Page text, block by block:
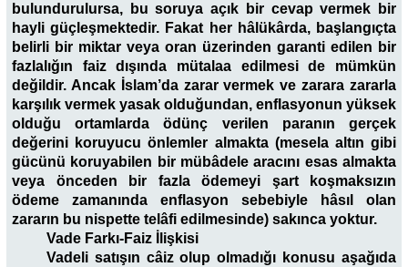
bulundurulursa, bu soruya açık bir cevap vermek bir
hayli güçleşmektedir. Fakat her hâlükârda, başlangıçta
belirli bir miktar veya oran üzerinden garanti edilen bir
fazlalığın faiz dışında mütalaa edilmesi de mümkün
değildir. Ancak İslam’da zarar vermek ve zarara zararla
karşılık vermek yasak olduğundan, enflasyonun yüksek
olduğu ortamlarda ödünç verilen paranın gerçek
değerini koruyucu önlemler almakta (mesela altın gibi
gücünü koruyabilen bir mübâdele aracını esas almakta
veya önceden bir fazla ödemeyi şart koşmaksızın
ödeme zamanında enflasyon sebebiyle hâsıl olan
zararın bu nispette telâfi edilmesinde) sakınca yoktur.
Vade Farkı-Faiz İlişkisi
Vadeli satışın câiz olup olmadığı konusu aşağıda